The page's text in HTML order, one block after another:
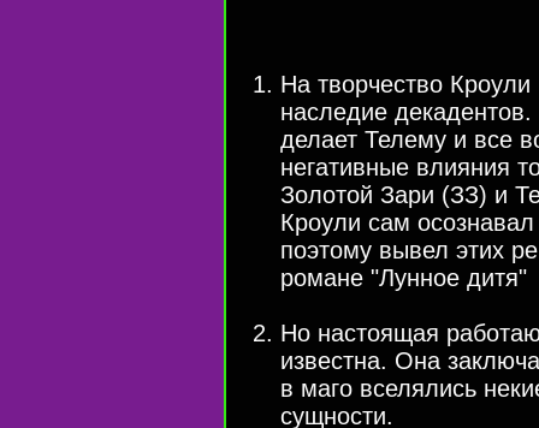
На творчество
наследие
делает Телему и все
негативные влияния
Золотой Зари (ЗЗ) и
Кроули сам
поэтому вывел этих
романе "Лунное дитя"
Но настоящая
известна. Она
в маго вселялись
сущности.